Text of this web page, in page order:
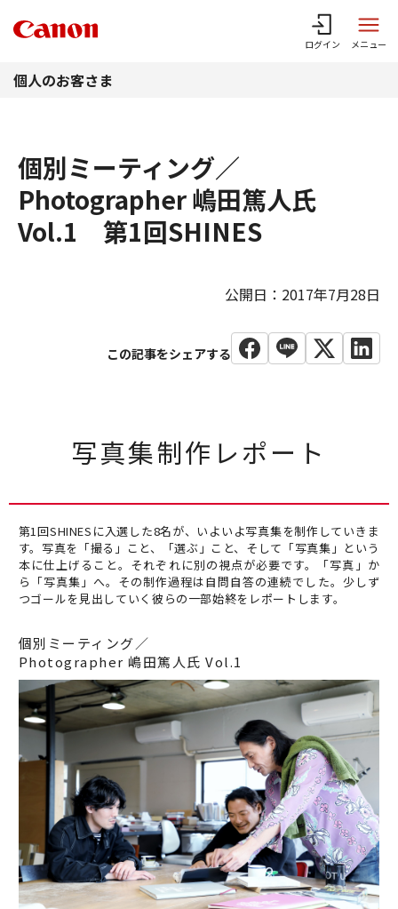
ログイン メニュー
個人のお客さま
個別ミーティング／
Photographer 嶋田篤人氏
Vol.1 第1回SHINES
公開日：2017年7月28日
写真集制作レポート
第1回SHINESに入選した8名が、いよいよ写真集を制作していきま
す。写真を「撮る」こと、「選ぶ」こと、そして「写真集」という
本に仕上げること。それぞれに別の視点が必要です。「写真」か
ら「写真集」へ。その制作過程は自問自答の連続でした。少しず
つゴールを見出していく彼らの一部始終をレポートします。
個別ミーティング／
Photographer 嶋田篤人氏 Vol.1